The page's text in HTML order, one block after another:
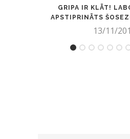
GRIPA IR KLĀT!
APSTIPRINĀTS
13/11/